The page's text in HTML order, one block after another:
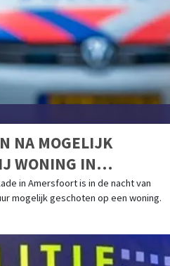
NA MOGELIJK
WONING IN
in Amersfoort is in de nacht van
mogelijk geschoten op een woning.